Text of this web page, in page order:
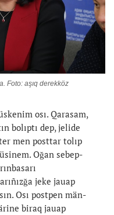
Foto: aşıq derekköz
osı. Qarasam,
bolıptı dep, jelide
men posttar tolıp
Oğan sebep-
jeke jauap
Osı postpen män-
biraq jauap